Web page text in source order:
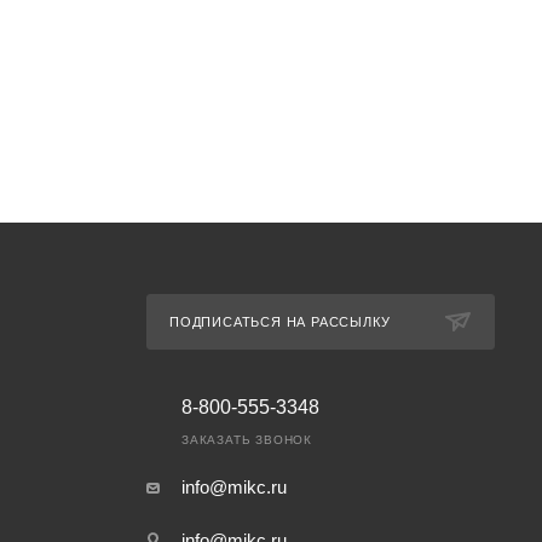
ПОДПИСАТЬСЯ НА РАССЫЛКУ
8-800-555-3348
ЗАКАЗАТЬ ЗВОНОК
info@mikc.ru